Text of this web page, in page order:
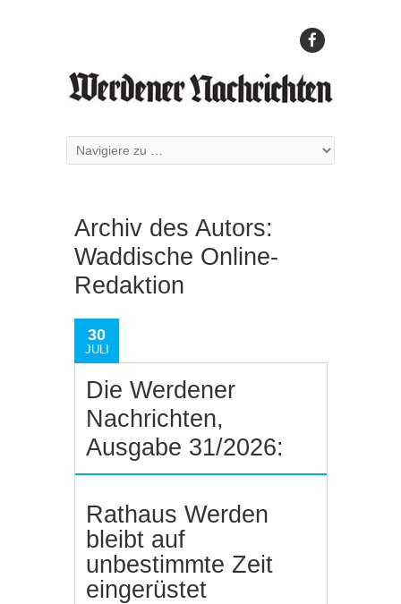
Archiv des Autors:
Waddische Online-
Redaktion
30
JULI
Die Werdener
Nachrichten,
Ausgabe 31/2026:
Rathaus Werden
bleibt auf
unbestimmte Zeit
eingerüstet